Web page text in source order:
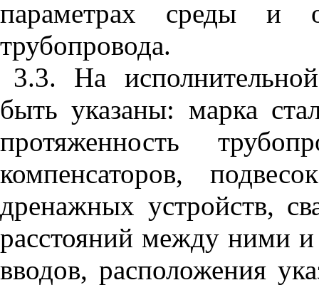
параметрах среды и
трубопровода.
3.3. На
быть указаны: марка
протяженность
компенсаторов,
дренажных устройств,
расстояний между ними
вводов, расположения